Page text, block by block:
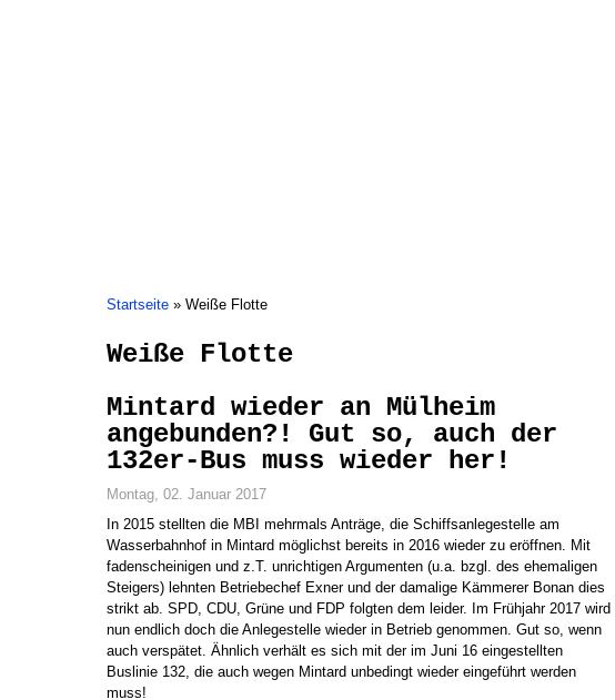
Startseite » Weiße Flotte
Weiße Flotte
Mintard wieder an Mülheim
angebunden?! Gut so, auch der
132er-Bus muss wieder her!
Montag, 02. Januar 2017
In 2015 stellten die MBI mehrmals Anträge, die Schiffsanlegestelle am
Wasserbahnhof in Mintard möglichst bereits in 2016 wieder zu eröffnen. Mit
fadenscheinigen und z.T. unrichtigen Argumenten (u.a. bzgl. des ehemaligen
Steigers) lehnten Betriebechef Exner und der damalige Kämmerer Bonan dies
strikt ab. SPD, CDU, Grüne und FDP folgten dem leider. Im Frühjahr 2017 wird
nun endlich doch die Anlegestelle wieder in Betrieb genommen. Gut so, wenn
auch verspätet. Ähnlich verhält es sich mit der im Juni 16 eingestellten
Buslinie 132, die auch wegen Mintard unbedingt wieder eingeführt werden
muss!